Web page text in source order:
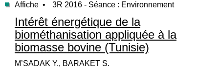
Affiche • 3R 2016 - Séance : Environnement
Intérêt énergétique de la
biométhanisation appliquée à la
biomasse bovine (Tunisie)
M’SADAK Y., BARAKET S.